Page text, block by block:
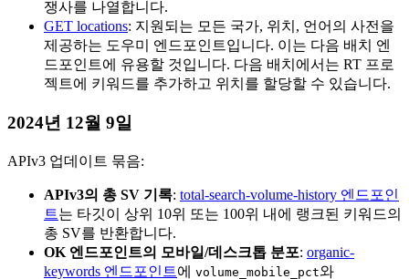
쟁사를 나열합니다.
GET locations: 지원되는 모든 국가, 위치, 언어의 사전을
제공하는 도우미 엔드포인트입니다. 이는 다음 배치 엔
드포인트에 유용할 것입니다. 다음 배치에서는 RT 프로
젝트에 키워드를 추가하고 위치를 할당할 수 있습니다.
2024년 12월 9일
APIv3 업데이트 묶음:
APIv3의 총 SV 기록: total-search-volume-history 엔드포인
트는 타깃이 상위 10위 또는 100위 내에 랭크된 키워드의
총 SV를 반환합니다.
OK 엔드포인트의 모바일/데스크톱 분포: organic-
keywords 엔드포인트에 volume_mobile_pct와